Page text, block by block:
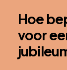
Hoe
voor